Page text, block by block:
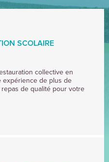
SCOLAIRE
collective en
expérience de plus de
de qualité pour votre